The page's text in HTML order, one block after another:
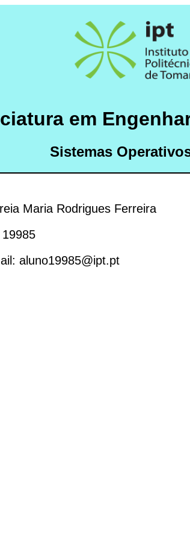
em
Sistemas
Maria Rodrigues Ferreira
19985
aluno19985@ipt.pt